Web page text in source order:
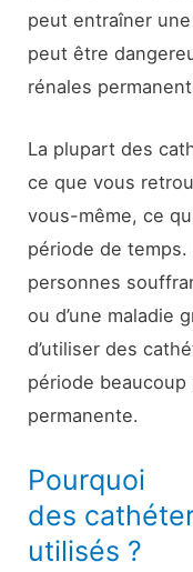
peut entraîner
peut être
rénales
La plupart des
ce que vous
vous-même, ce
période de
personnes
ou d’une maladie
d’utiliser des
période
permanente.
Pourquoi
des
utilisés ?